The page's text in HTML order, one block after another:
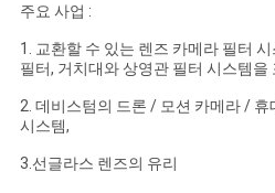
주요 사업 :
1. 교환할 수 있는 렌즈 카메라 필터
필터, 거치대와 상영관 필터 시스템을
2. 데비스텀의 드론 / 모션 카메라 /
시스템,
3.선글라스 렌즈의 유리